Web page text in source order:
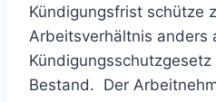
Kündigungsfrist schütze
Arbeitsverhältnis anders
Bestand. Der